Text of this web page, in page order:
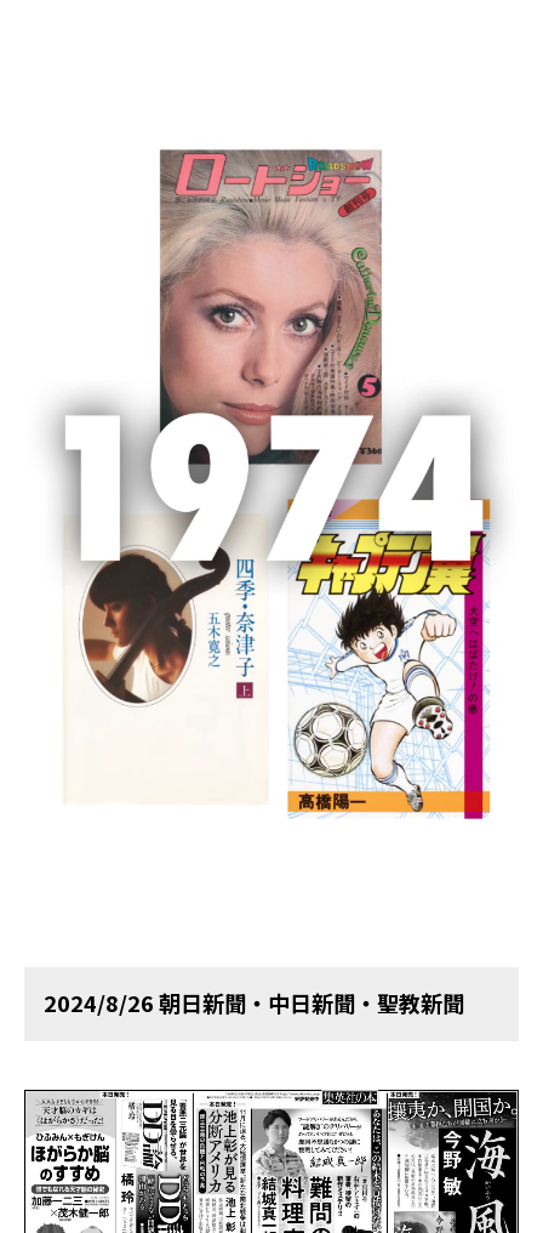
新聞広告
2024/8/27 日本経済新聞
書籍詳細
「世界の終わり」の地政学 上 野蛮化する経済の悲劇を読む
ごきげんになる技術 キャリアも人間関係も好転する、ブレな
2024/8/26 朝日新聞・中日新聞・聖教新聞